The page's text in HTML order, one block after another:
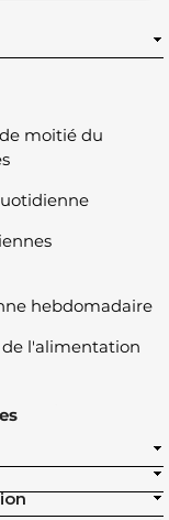
moitié du
hebdomadaire
l'alimentation
des achats